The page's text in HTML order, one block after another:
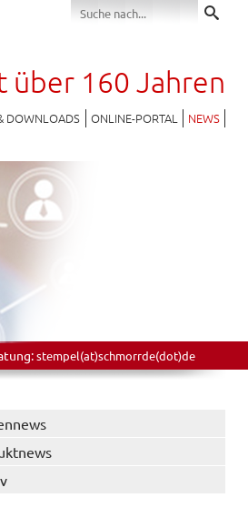
über 160 Jahren
DOWNLOADS ONLINE-PORTAL NEWS
stempel(at)schmorrde(dot)de